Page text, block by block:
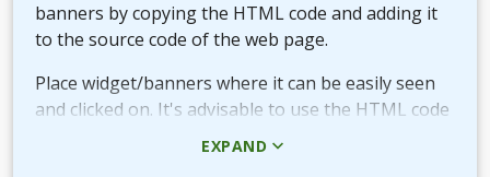
banners by copying the HTML code and adding it
to the source code of the web page.
Place widget/banners where it can be easily seen
and clicked on. It's advisable to use the HTML code
rather than the picture + URL as it then will be
EXPAND